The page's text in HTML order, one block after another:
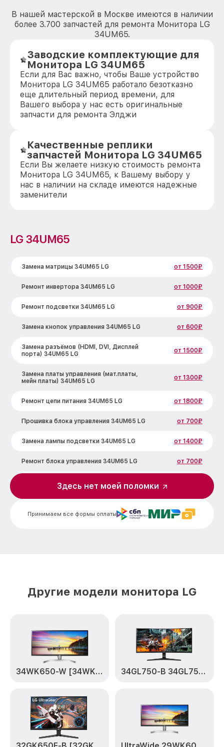
В нашей мастерской в Москве имеются в наличии
более 3.700 запчастей для ремонта Монитора LG
34UM65.
Заводские комплектующие для
Монитора LG 34UM65
Если для Вас важно, чтобы Ваше устройство
Монитора LG 34UM65 работало безотказно
еще длительный период времени, для
Вашего выбора у нас есть оригинальные
запчасти для ремонта Элджи
Качественные реплики
запчастей Монитора LG 34UM65
Если Вы желаете низкую стоимость ремонта
Монитора LG 34UM65, к Вашему выбору у
нас в наличии на складе имеются надежные
заменители
LG 34UM65
Замена матрицы 34UM65 LG от 1500₽
Ремонт инвертора 34UM65 LG от 1000₽
Ремонт подсветки 34UM65 LG от 900₽
Замена кнопок управления 34UM65 LG от 600₽
Замена разъёмов (HDMI, DVI, Дисплей
порта) 34UM65 LG
от 1500₽
Замена платы управления (мат.платы,
мейн платы) 34UM65 LG
от 1300₽
Ремонт цепи питания 34UM65 LG от 1800₽
Прошивка блока управления 34UM65 LG от 700₽
Замена лампы подсветки 34UM65 LG от 1400₽
Ремонт блока управления 34UM65 LG от 700₽
Замена блока питания 34UM65 LG
Принимаем все формы оплаты
Здесь нет моей поломки
Другие модели монитора LG
34WK650-W [34WK650-W.ARUZ] 34GL750-B 34GL750-B